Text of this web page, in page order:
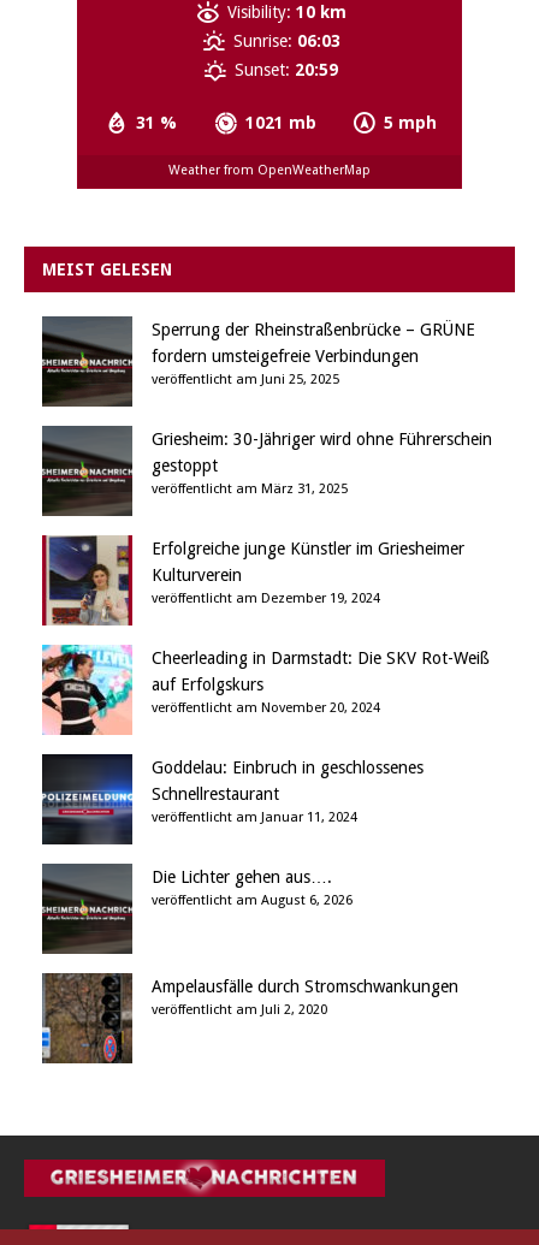
31 % 1021 mb 5 mph
Visibility: 10 km
Sunrise: 06:03
Sunset: 20:59
Weather from OpenWeatherMap
MEIST GELESEN
Sperrung der Rheinstraßenbrücke – GRÜNE
fordern umsteigefreie Verbindungen
veröffentlicht am Juni 25, 2025
Griesheim: 30-Jähriger wird ohne Führerschein
gestoppt
veröffentlicht am März 31, 2025
Erfolgreiche junge Künstler im Griesheimer
Kulturverein
veröffentlicht am Dezember 19, 2024
Cheerleading in Darmstadt: Die SKV Rot-Weiß
auf Erfolgskurs
veröffentlicht am November 20, 2024
Goddelau: Einbruch in geschlossenes
Schnellrestaurant
veröffentlicht am Januar 11, 2024
Die Lichter gehen aus….
veröffentlicht am August 6, 2026
Ampelausfälle durch Stromschwankungen
veröffentlicht am Juli 2, 2020